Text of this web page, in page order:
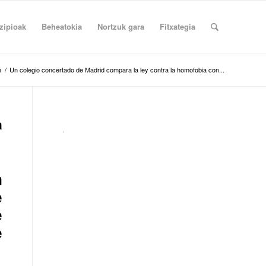
Beheatokia Nortzuk gara Fitxategia
/ Un colegio concertado de Madrid compara la ley contra la homofobia con...
.